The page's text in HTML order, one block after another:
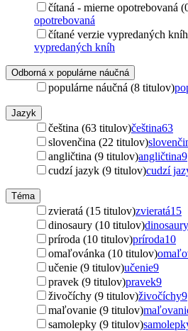
čítaná - mierne opotrebovaná
opotrebovaná
čítané verzie vypredaných
vypredaných kníh
Odborná x populárne náučná
populárne náučná (8 titulov)
Jazyk
čeština (63 titulov)čeština63
slovenčina (22 titulov)
angličtina (9 titulov)angličtina9
cudzí jazyk (9 titulov)cudzí
Téma
zvieratá (15 titulov)zvieratá15
dinosaury (10 titulov)dinosaury
príroda (10 titulov)príroda10
omaľovánka (10 titulov)
učenie (9 titulov)učenie9
pravek (9 titulov)pravek9
živočíchy (9 titulov)živočíchy9
maľovanie (9 titulov)
samolepky (9 titulov)